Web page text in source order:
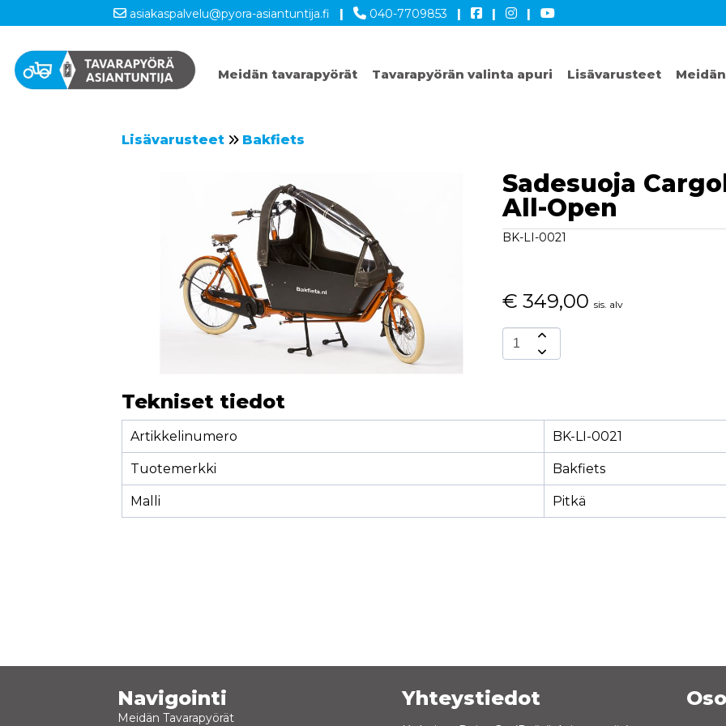
asiakaspalvelu@pyora-asiantuntija.fi | 040-7709853 | | |
Meidän tavarapyörät Tavarapyörän valinta apuri Lisävarusteet
Lisävarusteet Bakfiets
Sadesuoja
All-Open
BK-LI-0021
€ 349,00 sis. alv
Tekniset tiedot
Artikkelinumero BK-LI-0021
Tuotemerkki Bakfiets
Malli Pitkä
Navigointi
Meidän Tavarapyörät
Yhteystiedot